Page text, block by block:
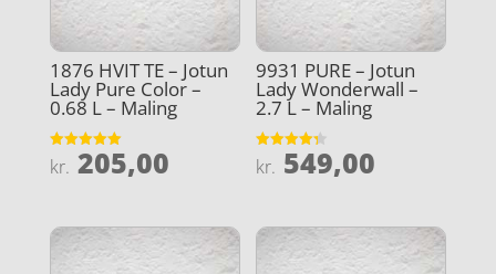
1876 HVIT TE – Jotun
Lady Pure Color –
0.68 L – Maling
Vurderet
5
kr. 205,00
9931 PURE – Jotun
Lady Wonderwall –
2.7 L – Maling
Vurderet
4.3
kr. 549,00